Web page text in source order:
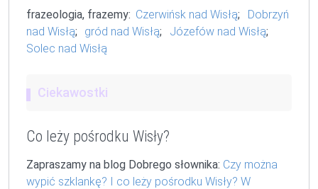
frazeologia, frazemy: Czerwińsk nad Wisłą;
Dobrzyń
nad Wisłą; gród nad Wisłą; Józefów nad Wisłą;
Solec nad Wisłą
Ciekawostki
Co leży pośrodku Wisły?
Zapraszamy na blog Dobrego słownika: Czy można
wypić szklankę? I co leży pośrodku Wisły? W